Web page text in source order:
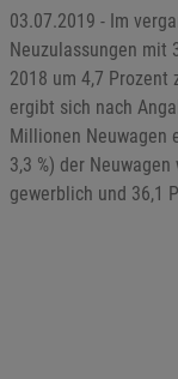
03.07.2019 - Im
Neuzulassungen mit
2018 um 4,7
ergibt sich nach
Millionen Neuwagen
3,3 %) der
gewerblich und 36,1